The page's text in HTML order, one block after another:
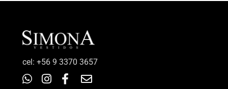
‎cel: +56 9 3370 3657